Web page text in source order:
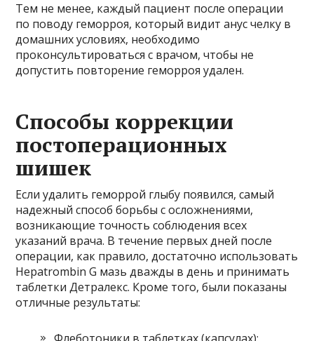
Тем не менее, каждый пациент после операции
по поводу геморроя, который видит анус челку в
домашних условиях, необходимо
проконсультироваться с врачом, чтобы не
допустить повторение геморроя удален.
Способы коррекции
постоперационных
шишек
Если удалить геморрой глыбу появился, самый
надежный способ борьбы с осложнениями,
возникающие точность соблюдения всех
указаний врача. В течение первых дней после
операции, как правило, достаточно использовать
Hepatrombin G мазь дважды в день и принимать
таблетки Детралекс. Кроме того, были показаны
отличные результаты: